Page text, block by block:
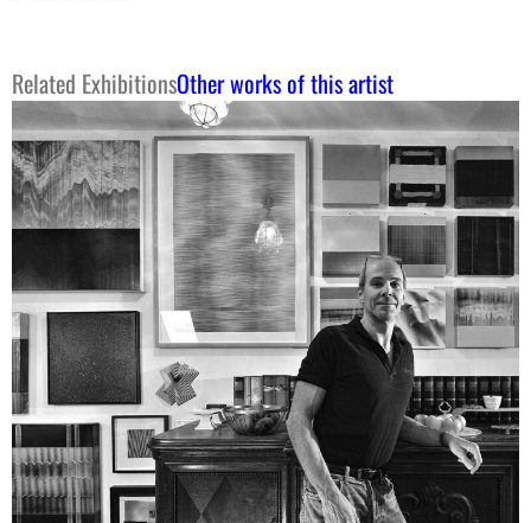
Related ExhibitionsOther works of this artist